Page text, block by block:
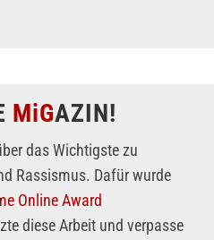
MiGAZIN!
das Wichtigste zu
Rassismus. Dafür wurde
Online Award
diese Arbeit und verpasse